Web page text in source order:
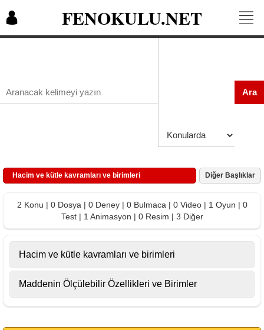
FENOKULU.NET
Ara
Hacim ve kütle kavramları ve birimleri Diğer Başlıklar
2 Konu | 0 Dosya | 0 Deney | 0 Bulmaca | 0 Video | 1 Oyun | 0
Test | 1 Animasyon | 0 Resim | 3 Diğer
Hacim ve kütle kavramları ve birimleri
Maddenin Ölçülebilir Özellikleri ve Birimler